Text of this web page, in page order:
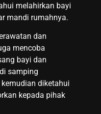
melahirkan bayi
mandi rumahnya.
dan
mencoba
bayi dan
samping
diketahui
kepada pihak